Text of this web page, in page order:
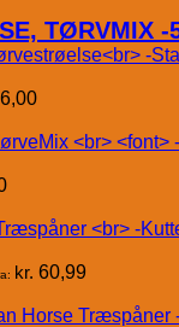
TØRVMIX
kr. 60,99